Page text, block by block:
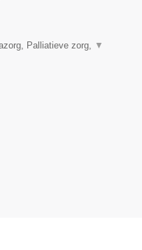
Palliatieve zorg, ▼